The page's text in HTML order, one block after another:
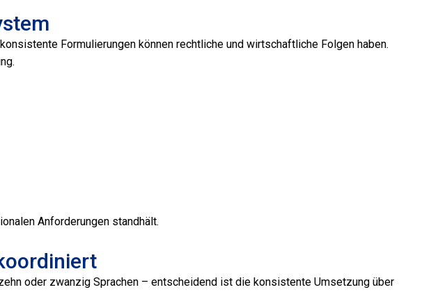
Formulierungen können rechtliche und wirtschaftliche Folgen haben.
Anforderungen standhält.
oder zwanzig Sprachen – entscheidend ist die konsistente Umsetzung über